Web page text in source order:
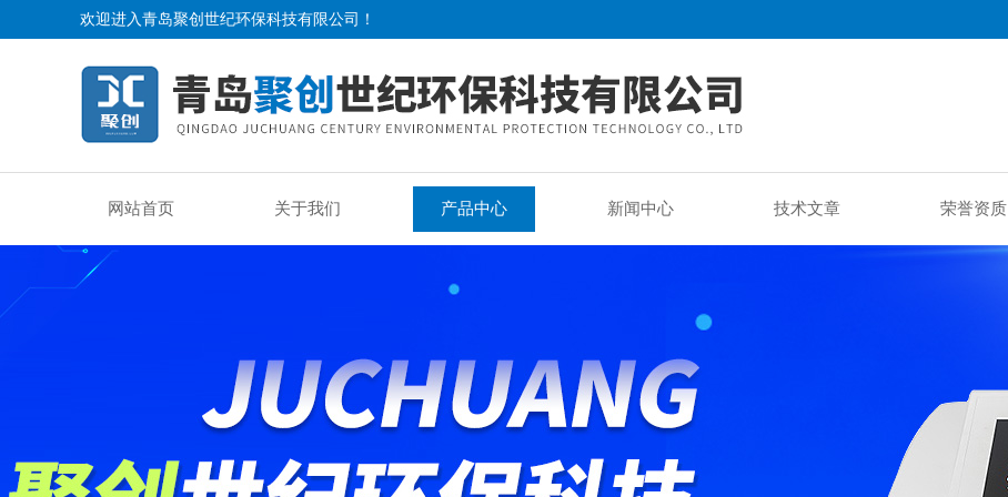
欢迎进入青岛聚创世纪环保科技有限公司！
网站首页 关于我们 产品中心 新闻中心 技术文章 荣誉资质